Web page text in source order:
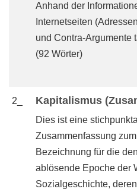
Anhand der
Internetseiten
und Contra-Argumente
(92 Wörter)
2_ Kapitalismus
Dies ist eine
Zusammenfassung
Bezeichnung für die
ablösende Epoche der
Sozialgeschichte,